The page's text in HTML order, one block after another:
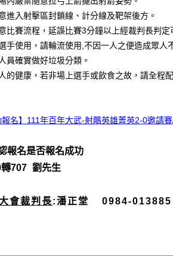
入射擊區封鎖線、計分線及靶架後方。
賽流程，延誤比賽3分鐘以上經裁判長判定
使用，請輪流使用,不因一人之便造成眾人
員確實做好垃圾分類。
健康，若非場上選手或飲食之故，請全程
名】111年百年大武-射鵰英雄菁英2-0邀請
報名是否報名成功
707 劉先生
大會裁判長:潘正堂 0984-013885